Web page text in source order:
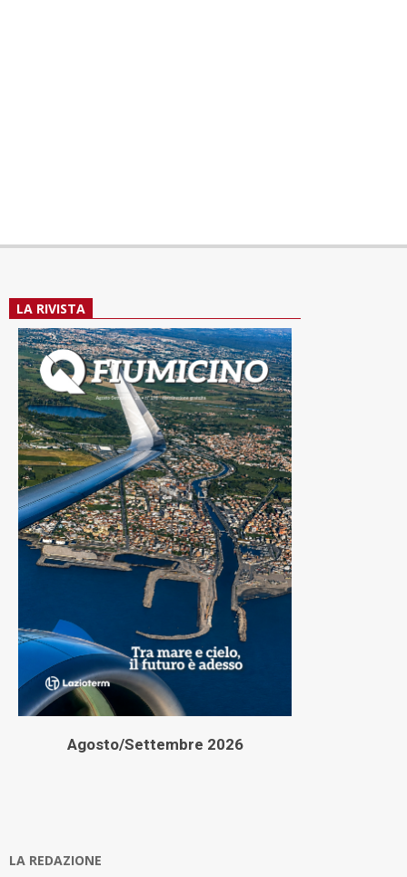
LA RIVISTA
Agosto/Settembre 2026
LA REDAZIONE